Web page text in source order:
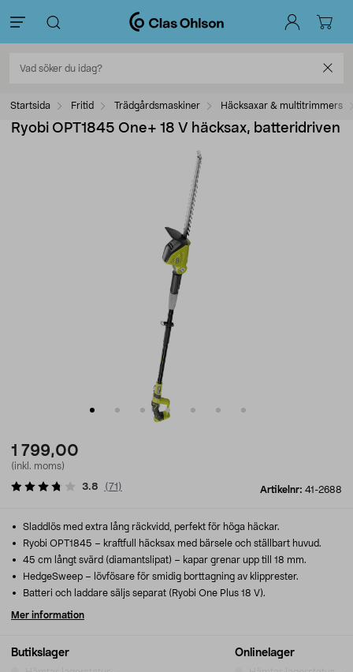
Startsida Fritid Trädgårdsmaskiner Häcksaxar & multitrimmers
Ryobi OPT1845 One+ 18 V häcksax, batteridriven
1 799,00
(inkl. moms)
Artikelnr: 41-2688
3.8 (71 )
Butikslager Onlinelager
Sladdlös med extra lång räckvidd, perfekt för höga häckar.
Ryobi OPT1845 – kraftfull häcksax med bärsele och ställbart huvud.
45 cm långt svärd (diamantslipat) – kapar grenar upp till 18 mm.
HedgeSweep – lövfösare för smidig borttagning av klipprester.
Batteri och laddare säljs separat (Ryobi One Plus 18 V).
Mer information